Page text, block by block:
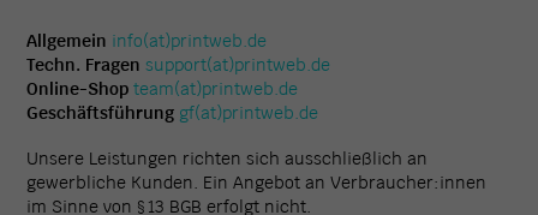
Allgemein info(at)printweb.de
Techn. Fragen support(at)printweb.de
Online-Shop team(at)printweb.de
Geschäftsführung gf(at)printweb.de
Unsere Leistungen richten sich ausschließlich an
gewerbliche Kunden. Ein Angebot an Verbraucher:innen
im Sinne von § 13 BGB erfolgt nicht.